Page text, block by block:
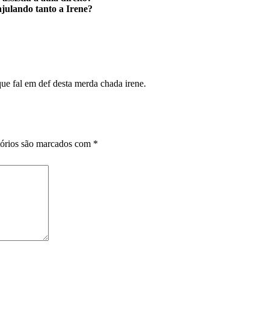
tanto a Irene?
fal em def desta merda chada irene.
são marcados com *